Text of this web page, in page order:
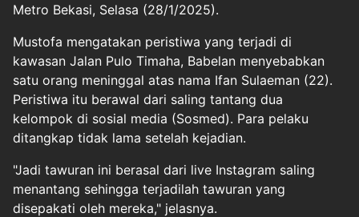
Metro Bekasi, Selasa (28/1/2025).
Mustofa mengatakan peristiwa yang terjadi di
kawasan Jalan Pulo Timaha, Babelan menyebabkan
satu orang meninggal atas nama Ifan Sulaeman (22).
Peristiwa itu berawal dari saling tantang dua
kelompok di sosial media (Sosmed). Para pelaku
ditangkap tidak lama setelah kejadian.
"Jadi tawuran ini berasal dari live Instagram saling
menantang sehingga terjadilah tawuran yang
disepakati oleh mereka," jelasnya.